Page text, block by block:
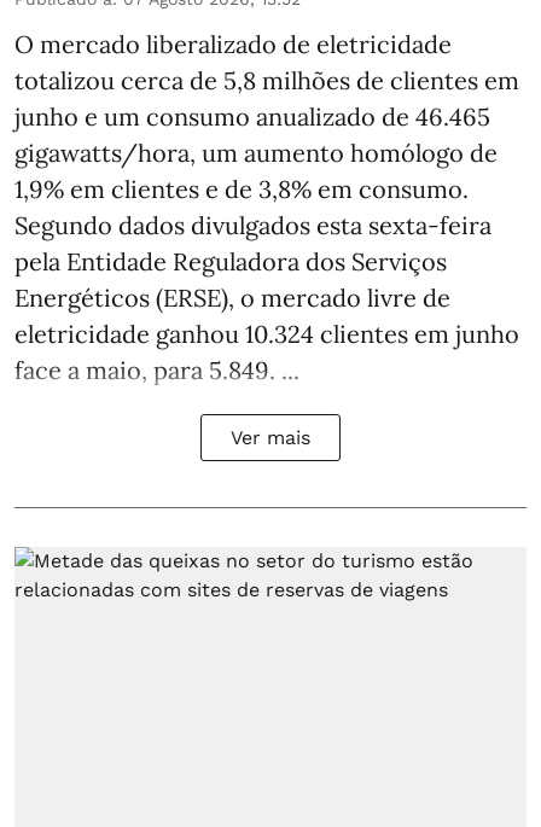
O mercado liberalizado de eletricidade
totalizou cerca de 5,8 milhões de clientes em
junho e um consumo anualizado de 46.465
gigawatts/hora, um aumento homólogo de
1,9% em clientes e de 3,8% em consumo.
Segundo dados divulgados esta sexta-feira
pela Entidade Reguladora dos Serviços
Energéticos (ERSE), o mercado livre de
eletricidade ganhou 10.324 clientes em junho
face a maio, para 5.849. ...
Ver mais